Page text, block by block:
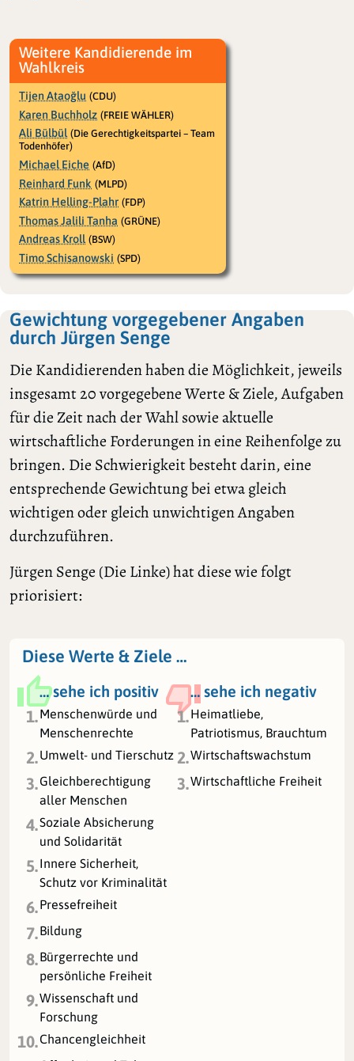
Weitere Kandidierende im
Wahlkreis
Tijen Ataoğlu (CDU)
Karen Buchholz (FREIE WÄHLER)
Ali Bülbül (Die Gerechtigkeitspartei – Team
Todenhöfer)
Michael Eiche (AfD)
Reinhard Funk (MLPD)
Katrin Helling-Plahr (FDP)
Thomas Jalili Tanha (GRÜNE)
Andreas Kroll (BSW)
Timo Schisanowski (SPD)
Gewichtung vorgegebener Angaben
durch Jürgen Senge
Die Kandidierenden haben die Möglichkeit, jeweils
insgesamt 20 vorgegebene Werte & Ziele, Aufgaben
für die Zeit nach der Wahl sowie aktuelle
wirtschaftliche Forderungen in eine Reihenfolge zu
bringen. Die Schwierigkeit besteht darin, eine
entsprechende Gewichtung bei etwa gleich
wichtigen oder gleich unwichtigen Angaben
durchzuführen.
Jürgen Senge (Die Linke) hat diese wie folgt
priorisiert:
Diese Werte & Ziele …
… sehe ich positiv
… sehe ich negativ
1.Menschenwürde und
Menschenrechte
1.Heimatliebe,
Patriotismus, Brauchtum
2.Umwelt- und Tierschutz 2.Wirtschaftswachstum
3.Gleichberechtigung
aller Menschen
3.Wirtschaftliche Freiheit
4.Soziale Absicherung
und Solidarität
5.Innere Sicherheit,
Schutz vor Kriminalität
6.Pressefreiheit
7.Bildung
8.Bürgerrechte und
persönliche Freiheit
9.Wissenschaft und
Forschung
10.Chancengleichheit